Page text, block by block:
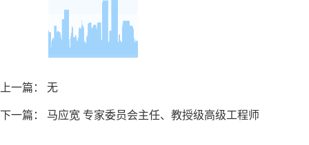
上一篇： 无
下一篇： 马应宽 专家委员会主任、教授级高级工程师